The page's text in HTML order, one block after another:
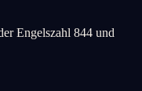
Engelszahl 844 und